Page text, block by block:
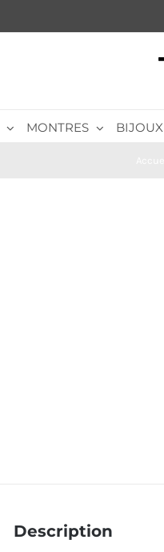
MONTRES BIJOUX
Description